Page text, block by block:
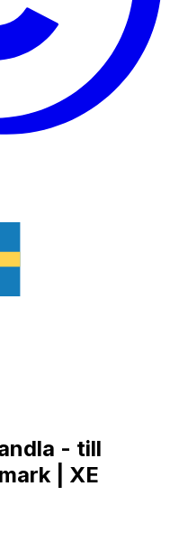
- till
| XE